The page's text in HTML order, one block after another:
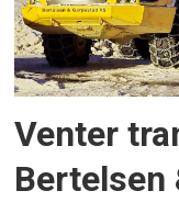
Venter
Bertelsen